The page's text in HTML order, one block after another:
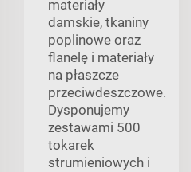
materiały
damskie, tkaniny
poplinowe oraz
flanelę i materiały
na płaszcze
przeciwdeszczowe.
Dysponujemy
zestawami 500
tokarek
strumieniowych i